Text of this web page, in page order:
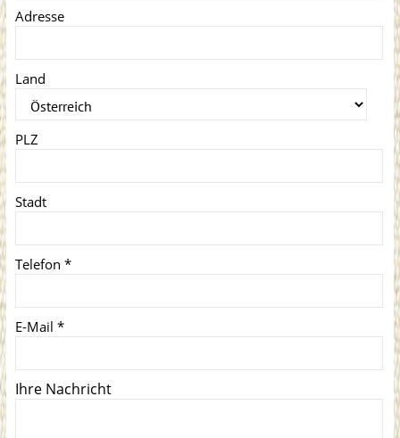
Adresse
Land
PLZ
Stadt
Telefon *
E-Mail *
Ihre Nachricht